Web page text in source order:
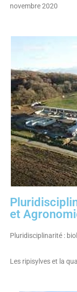
novembre 2020
et
Pluridisciplinarité :
Les ripisylves et la